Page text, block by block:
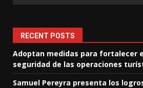
RECENT POSTS
Adoptan medidas para fortalecer
seguridad de las operaciones
Samuel Pereyra presenta los